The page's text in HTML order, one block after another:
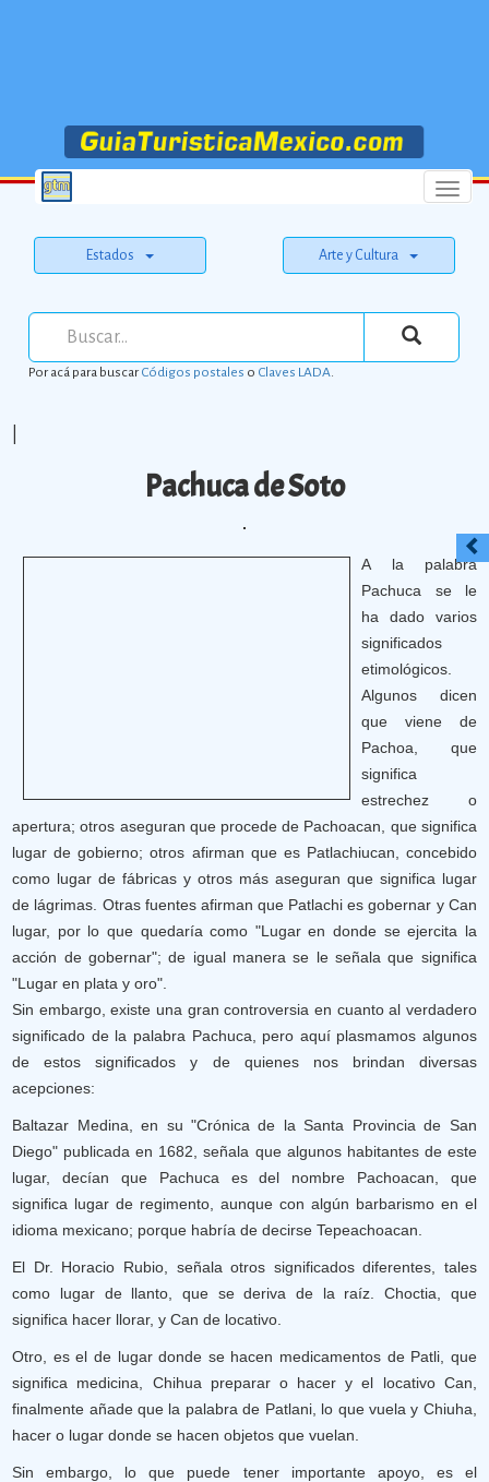
Menu
Estados Arte y Cultura
Por acá para buscarCódigos postales o Claves LADA.
Pachuca de Soto
A la palabra
Pachuca se le
ha dado varios
significados
etimológicos.
Algunos dicen
que viene de
Pachoa, que
significa
estrechez o
apertura; otros aseguran que procede de Pachoacan, que significa
lugar de gobierno; otros afirman que es Patlachiucan, concebido
como lugar de fábricas y otros más aseguran que significa lugar
de lágrimas. Otras fuentes afirman que Patlachi es gobernar y Can
lugar, por lo que quedaría como "Lugar en donde se ejercita la
acción de gobernar"; de igual manera se le señala que significa
"Lugar en plata y oro".
Sin embargo, existe una gran controversia en cuanto al verdadero
significado de la palabra Pachuca, pero aquí plasmamos algunos
de estos significados y de quienes nos brindan diversas
acepciones:
Baltazar Medina, en su "Crónica de la Santa Provincia de San
Diego" publicada en 1682, señala que algunos habitantes de este
lugar, decían que Pachuca es del nombre Pachoacan, que
significa lugar de regimento, aunque con algún barbarismo en el
idioma mexicano; porque habría de decirse Tepeachoacan.
El Dr. Horacio Rubio, señala otros significados diferentes, tales
como lugar de llanto, que se deriva de la raíz. Choctia, que
significa hacer llorar, y Can de locativo.
Otro, es el de lugar donde se hacen medicamentos de Patli, que
significa medicina, Chihua preparar o hacer y el locativo Can,
finalmente añade que la palabra de Patlani, lo que vuela y Chiuha,
hacer o lugar donde se hacen objetos que vuelan.
Sin embargo, lo que puede tener importante apoyo, es el